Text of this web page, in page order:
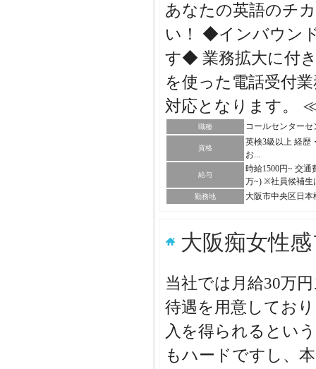
あなたの英語のチ
い！ ◆インバウン
す◆ 業務拡大に付
を使った電話受付
対応となります。
職種 コールセンター
資格
英検3級以上 経
お...
給与
時給1500円~ 交
万~) ※社員候補生
勤務地 大阪市中央区日本
大阪痴女性
当社では月給30万
待遇を用意してお
入を得られるとい
もハードですし、